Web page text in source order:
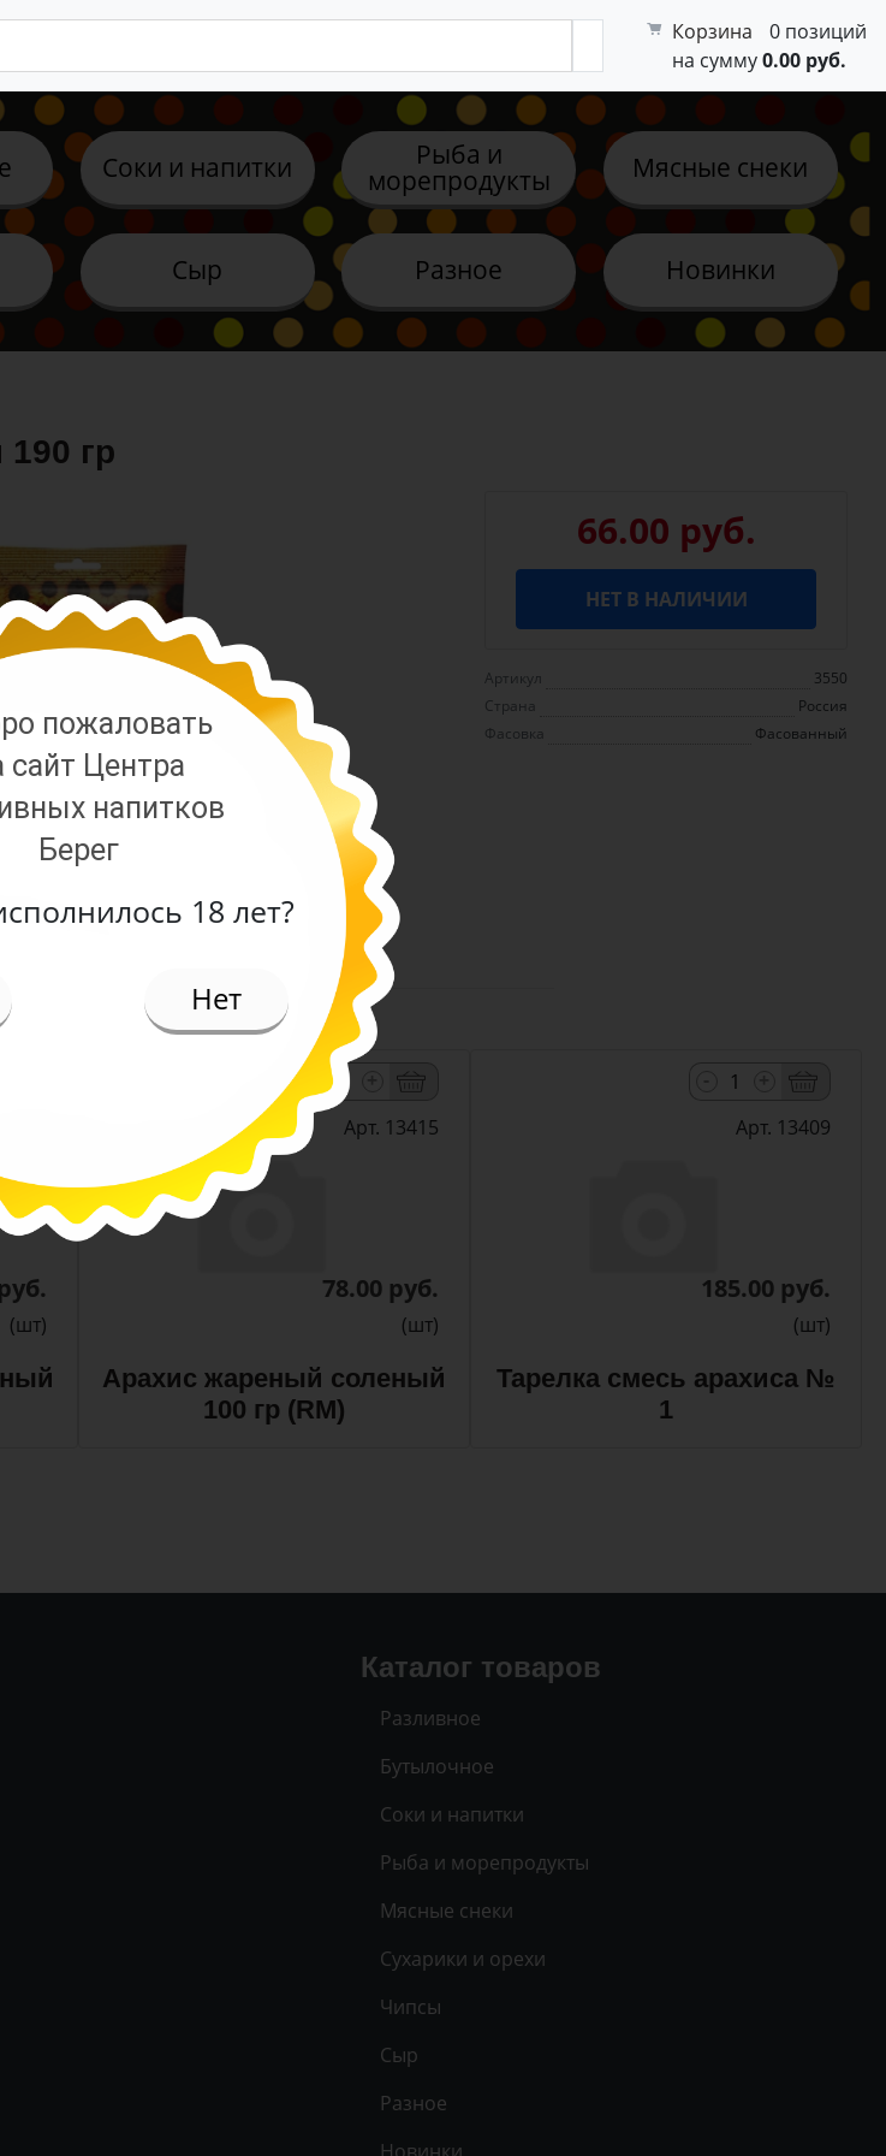
Корзина
0 позиций
на сумму0.00 руб.
Соки и напитки Рыба и
морепродукты Мясные снеки
Сыр Разное Новинки
гр
66.00 руб.
НЕТ В НАЛИЧИИ
Артикул
3550
Страна
Россия
Фасовка
Фасованный
(шт)
Арт. 13415
78.00 руб.
(шт)
Арахис жареный соленый
100 гр (RM)
Арт. 13409
185.00 руб.
(шт)
Тарелка смесь арахиса №
1
Каталог товаров
Разливное
Бутылочное
Соки и напитки
Рыба и морепродукты
Мясные снеки
Сухарики и орехи
Чипсы
Сыр
Разное
пожаловать
сайт Центра
напитков
Берег
18 лет?
Нет